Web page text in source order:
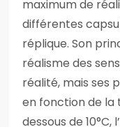
maximum de
différentes
réplique. Son
réalisme des
réalité, mais ses
en fonction de la
dessous de